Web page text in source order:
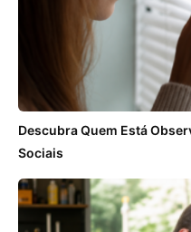
Descubra Quem Está
Sociais